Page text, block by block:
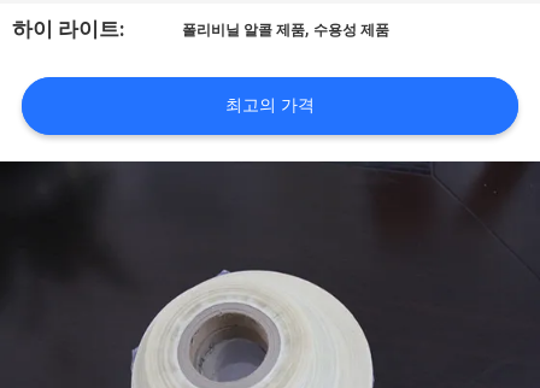
장
투
어
하이 라이트: 폴리비닐 알콜 제품, 수용성 제품
최고의 가격